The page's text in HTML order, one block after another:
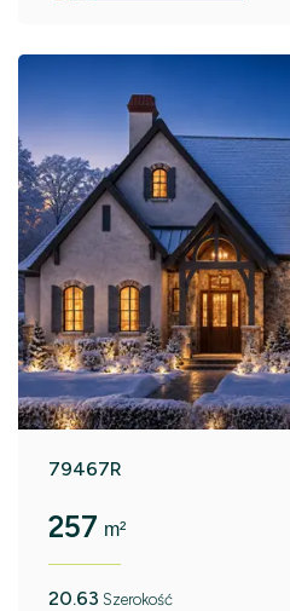
79467R
257 m²
20.63 Szerokość